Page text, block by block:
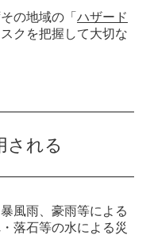
の地域の「 ハザード
クを把握して大切な
される
風雨、豪雨等による
落石等の水による災